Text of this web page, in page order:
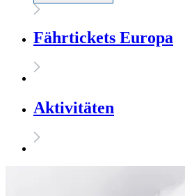
Fährtickets Europa
Aktivitäten